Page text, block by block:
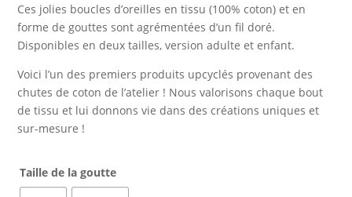
Ces jolies boucles d’oreilles en tissu (100% coton) et en
forme de gouttes sont agrémentées d’un fil doré.
Disponibles en deux tailles, version adulte et enfant.
Voici l’un des premiers produits upcyclés provenant des
chutes de coton de l’atelier ! Nous valorisons chaque bout
de tissu et lui donnons vie dans des créations uniques et
sur-mesure !
Taille de la goutte